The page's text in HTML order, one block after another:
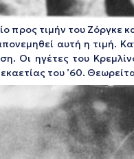
προς τιμήν του
αυτή η τιμή.
Οι ηγέτες του
του ’60.